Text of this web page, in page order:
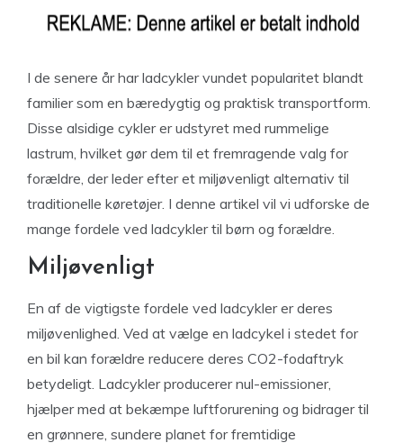
I de senere år har ladcykler vundet popularitet blandt
familier som en bæredygtig og praktisk transportform.
Disse alsidige cykler er udstyret med rummelige
lastrum, hvilket gør dem til et fremragende valg for
forældre, der leder efter et miljøvenligt alternativ til
traditionelle køretøjer. I denne artikel vil vi udforske de
mange fordele ved ladcykler til børn og forældre.
Miljøvenligt
En af de vigtigste fordele ved ladcykler er deres
miljøvenlighed. Ved at vælge en ladcykel i stedet for
en bil kan forældre reducere deres CO2-fodaftryk
betydeligt. Ladcykler producerer nul-emissioner,
hjælper med at bekæmpe luftforurening og bidrager til
en grønnere, sundere planet for fremtidige